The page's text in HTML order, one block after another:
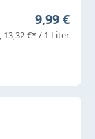
Regulärer
9,99 €
13,32 €* / 1 Liter